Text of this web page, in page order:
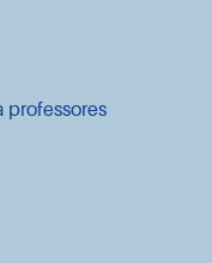
professores